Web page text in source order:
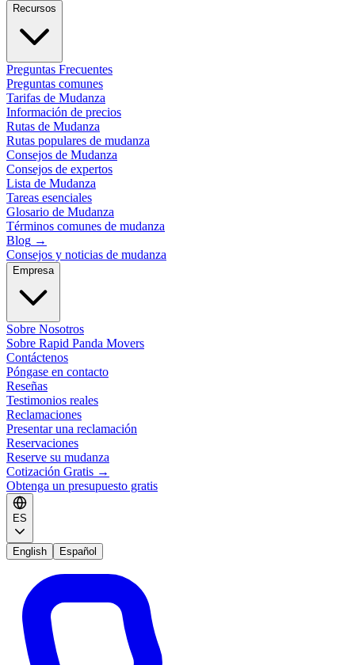
Recursos
Preguntas Frecuentes
Preguntas comunes
Tarifas de Mudanza
Información de precios
Rutas de Mudanza
Rutas populares de mudanza
Consejos de Mudanza
Consejos de expertos
Lista de Mudanza
Tareas esenciales
Glosario de Mudanza
Términos comunes de mudanza
Blog →
Consejos y noticias de mudanza
Empresa
Sobre Nosotros
Sobre Rapid Panda Movers
Contáctenos
Póngase en contacto
Reseñas
Testimonios reales
Reclamaciones
Presentar una reclamación
Reservaciones
Reserve su mudanza
Cotización Gratis →
Obtenga un presupuesto gratis
ES
English Español